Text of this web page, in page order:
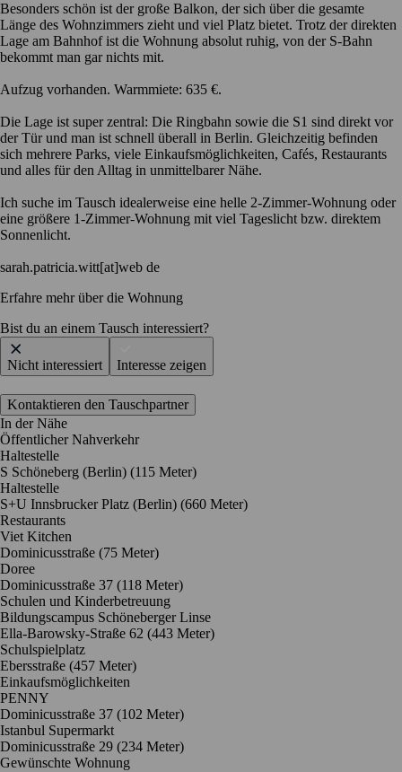
Besonders schön ist der große Balkon, der sich über die gesamte
Länge des Wohnzimmers zieht und viel Platz bietet. Trotz der direkten
Lage am Bahnhof ist die Wohnung absolut ruhig, von der S-Bahn
bekommt man gar nichts mit.
Aufzug vorhanden. Warmmiete: 635 €.
Die Lage ist super zentral: Die Ringbahn sowie die S1 sind direkt vor
der Tür und man ist schnell überall in Berlin. Gleichzeitig befinden
sich mehrere Parks, viele Einkaufsmöglichkeiten, Cafés, Restaurants
und alles für den Alltag in unmittelbarer Nähe.
Ich suche im Tausch idealerweise eine helle 2-Zimmer-Wohnung oder
eine größere 1-Zimmer-Wohnung mit viel Tageslicht bzw. direktem
Sonnenlicht.
sarah.patricia.witt[at]web de
Erfahre mehr über die Wohnung
Bist du an einem Tausch interessiert?
Nicht interessiert Interesse zeigen
Kontaktieren den Tauschpartner
In der Nähe
Öffentlicher Nahverkehr
Haltestelle
S Schöneberg (Berlin) (115 Meter)
Haltestelle
S+U Innsbrucker Platz (Berlin) (660 Meter)
Restaurants
Viet Kitchen
Dominicusstraße (75 Meter)
Doree
Dominicusstraße 37 (118 Meter)
Schulen und Kinderbetreuung
Bildungscampus Schöneberger Linse
Ella-Barowsky-Straße 62 (443 Meter)
Schulspielplatz
Ebersstraße (457 Meter)
Einkaufsmöglichkeiten
PENNY
Dominicusstraße 37 (102 Meter)
Istanbul Supermarkt
Dominicusstraße 29 (234 Meter)
Gewünschte Wohnung